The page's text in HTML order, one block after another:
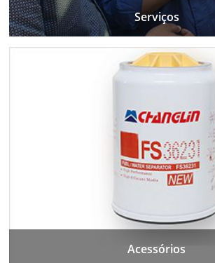
Serviços
Acessórios